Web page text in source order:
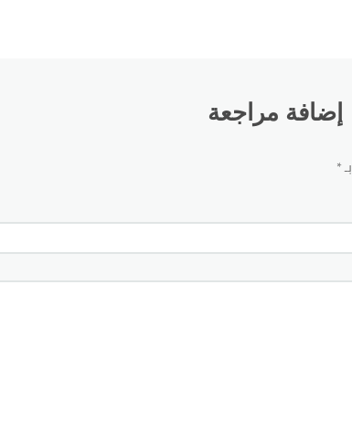
إضافة مراجعة
*